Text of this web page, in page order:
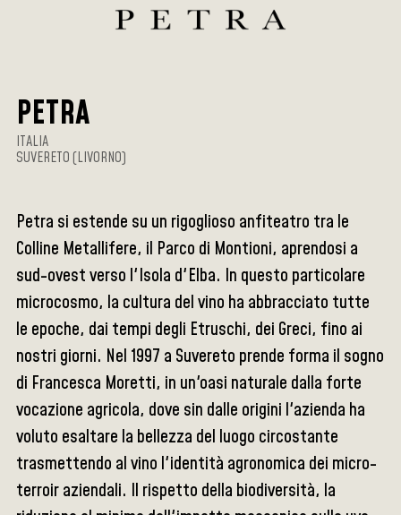
PETRA
ITALIA
SUVERETO (LIVORNO)
Petra si estende su un rigoglioso anfiteatro tra le
Colline Metallifere, il Parco di Montioni, aprendosi a
sud-ovest verso l'Isola d'Elba. In questo particolare
microcosmo, la cultura del vino ha abbracciato tutte
le epoche, dai tempi degli Etruschi, dei Greci, fino ai
nostri giorni. Nel 1997 a Suvereto prende forma il sogno
di Francesca Moretti, in un'oasi naturale dalla forte
vocazione agricola, dove sin dalle origini l'azienda ha
voluto esaltare la bellezza del luogo circostante
trasmettendo al vino l'identità agronomica dei micro-
terroir aziendali. Il rispetto della biodiversità, la